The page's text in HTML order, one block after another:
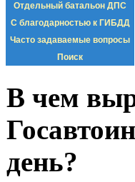
Отдельный батальон ДПС
С благодарностью к ГИБДД
Часто задаваемые вопросы
Поиск
В чем
день?